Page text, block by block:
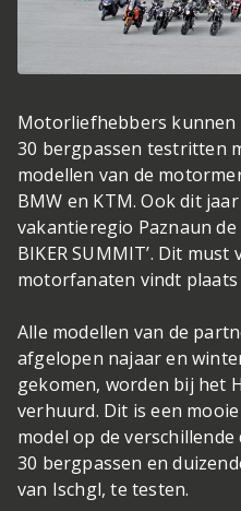
Motorliefhebbers kunnen
30 bergpassen testritten
modellen van de
BMW en KTM. Ook dit
vakantieregio Paznaun
BIKER SUMMIT’. Dit
motorfanaten vindt plaats
Alle modellen van de
afgelopen najaar en
gekomen, worden bij het
verhuurd. Dit is een
model op de
30 bergpassen en
van Ischgl, te testen.